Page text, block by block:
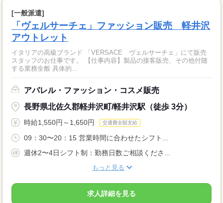
[一般派遣]
「ヴェルサーチェ」ファッション販売 軽井沢
アウトレット
イタリアの高級ブランド 「VERSACE ヴェルサーチェ」にて販売
スタッフのお仕事です。 【仕事内容】製品の接客販売、その他付随
する業務全般 具体的...
アパレル・ファッション・コスメ販売
長野県北佐久郡軽井沢町/軽井沢駅（徒歩 3分）
時給1,550円～1,650円 交通費全額支給
09：30〜20：15 営業時間に合わせたシフト...
週休2〜4日シフト制：勤務日数ご相談くださ...
もっと見る
求人詳細を見る